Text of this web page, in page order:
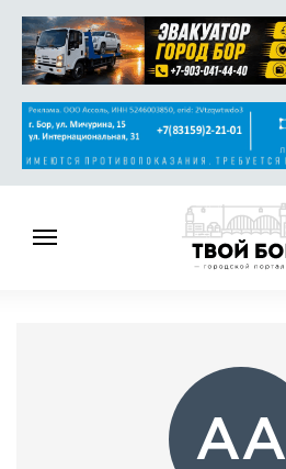
СПРАВОЧНИК
ОБЪЯВЛЕНИЯ
AА